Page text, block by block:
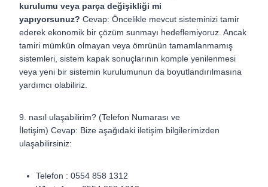
kurulumu veya parça değişikliği mi
yapıyorsunuz? Cevap: Öncelikle mevcut sisteminizi tamir
ederek ekonomik bir çözüm sunmayı hedeflemiyoruz. Ancak
tamiri mümkün olmayan veya ömrünün tamamlanmamış
sistemleri, sistem kapak sonuçlarının komple yenilenmesi
veya yeni bir sistemin kurulumunun da boyutlandırılmasına
yardımcı olabiliriz.
9. nasıl ulaşabilirim? (Telefon Numarası ve
İletişim) Cevap: Bize aşağıdaki iletişim bilgilerimizden
ulaşabilirsiniz:
Telefon : 0554 858 1312